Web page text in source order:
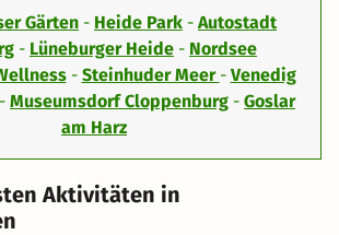
Gärten - Heide Park - Autostadt
- Lüneburger Heide - Nordsee
- Steinhuder Meer - Venedig
- Museumsdorf Cloppenburg - Goslar
am Harz
Aktivitäten in